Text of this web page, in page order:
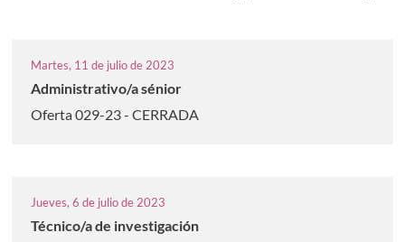
Martes, 11 de julio de 2023
Administrativo/a sénior
Oferta 029-23 - CERRADA
Jueves, 6 de julio de 2023
Técnico/a de investigación